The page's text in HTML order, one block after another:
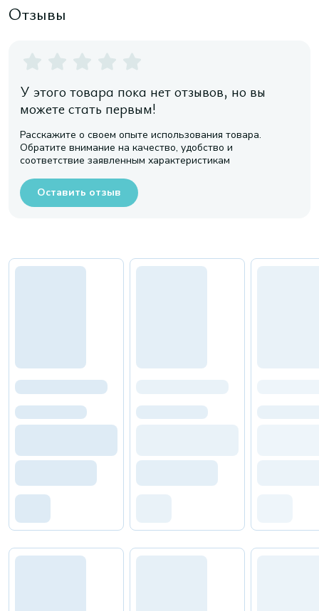
Отзывы
У этого товара пока нет отзывов, но вы
можете стать первым!
Расскажите о своем опыте использования товара.
Обратите внимание на качество, удобство и
соответствие заявленным характеристикам
Оставить отзыв